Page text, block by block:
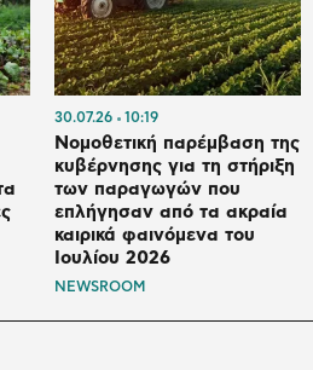
30.07.26 10:19
Νομοθετική παρέμβαση της
κυβέρνησης για τη στήριξη
των παραγωγών που
επλήγησαν από τα ακραία
καιρικά φαινόμενα του
Ιουλίου 2026
NEWSROOM